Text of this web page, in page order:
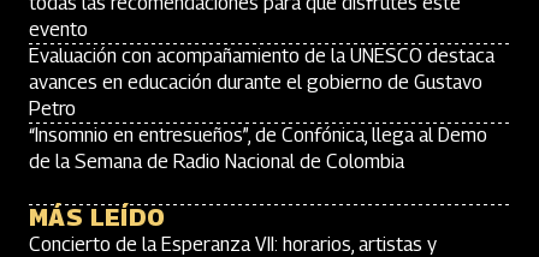
evento
Evaluación con acompañamiento de la UNESCO destaca
avances en educación durante el gobierno de Gustavo
Petro
“Insomnio en entresueños”, de Confónica, llega al Demo
de la Semana de Radio Nacional de Colombia
MÁS LEÍDO
Concierto de la Esperanza VII: horarios, artistas y